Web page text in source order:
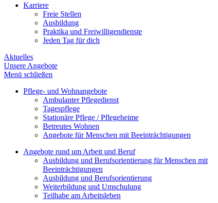
Karriere
Freie Stellen
Ausbildung
Praktika und Freiwilligendienste
Jeden Tag für dich
Aktuelles
Unsere Angebote
Menü schließen
Pflege- und Wohnangebote
Ambulanter Pflegedienst
Tagespflege
Stationäre Pflege / Pflegeheime
Betreutes Wohnen
Angebote für Menschen mit Beeinträchtigungen
Angebote rund um Arbeit und Beruf
Ausbildung und Berufsorientierung für Menschen mit
Beeinträchtigungen
Ausbildung und Berufsorientierung
Weiterbildung und Umschulung
Teilhabe am Arbeitsleben